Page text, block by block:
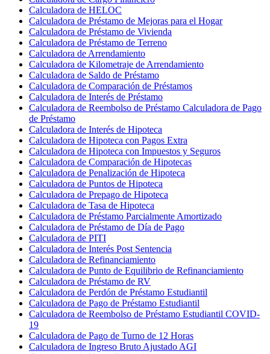
Calculadora de HELOC
Calculadora de Préstamo de Mejoras para el Hogar
Calculadora de Préstamo de Vivienda
Calculadora de Préstamo de Terreno
Calculadora de Arrendamiento
Calculadora de Kilometraje de Arrendamiento
Calculadora de Saldo de Préstamo
Calculadora de Comparación de Préstamos
Calculadora de Interés de Préstamo
Calculadora de Reembolso de Préstamo Calculadora de Pago
de Préstamo
Calculadora de Interés de Hipoteca
Calculadora de Hipoteca con Pagos Extra
Calculadora de Hipoteca con Impuestos y Seguros
Calculadora de Comparación de Hipotecas
Calculadora de Penalización de Hipoteca
Calculadora de Puntos de Hipoteca
Calculadora de Prepago de Hipoteca
Calculadora de Tasa de Hipoteca
Calculadora de Préstamo Parcialmente Amortizado
Calculadora de Préstamo de Día de Pago
Calculadora de PITI
Calculadora de Interés Post Sentencia
Calculadora de Refinanciamiento
Calculadora de Punto de Equilibrio de Refinanciamiento
Calculadora de Préstamo de RV
Calculadora de Perdón de Préstamo Estudiantil
Calculadora de Pago de Préstamo Estudiantil
Calculadora de Reembolso de Préstamo Estudiantil COVID-
19
Calculadora de Pago de Turno de 12 Horas
Calculadora de Ingreso Bruto Ajustado AGI